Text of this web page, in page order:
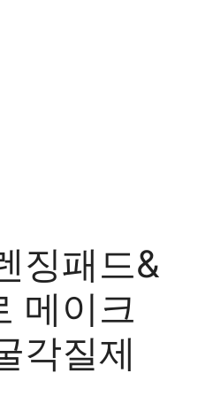
징패드&
메이크
각질제